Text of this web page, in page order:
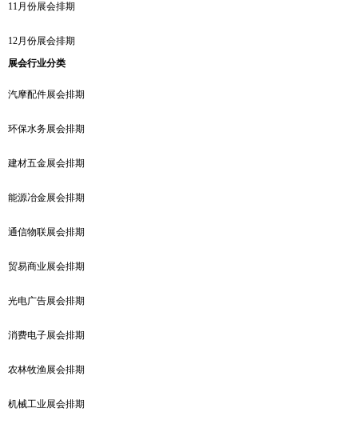
11月份展会排期
12月份展会排期
展会行业分类
汽摩配件展会排期
环保水务展会排期
建材五金展会排期
能源冶金展会排期
通信物联展会排期
贸易商业展会排期
光电广告展会排期
消费电子展会排期
农林牧渔展会排期
机械工业展会排期